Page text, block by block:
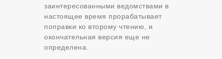
заинтересованными ведомствами в
настоящее время прорабатывает
поправки ко второму чтению, и
окончательная версия еще не
определена.